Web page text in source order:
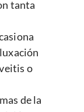
tanta
o
de la